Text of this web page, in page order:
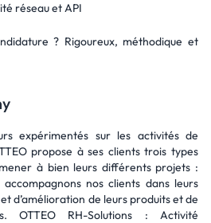
réseau et API
? Rigoureux, méthodique et
expérimentés sur les activités de
propose à ses clients trois types
à bien leurs différents projets :
nos clients dans leurs
d’amélioration de leurs produits et de
OTTEO RH-Solutions : Activité